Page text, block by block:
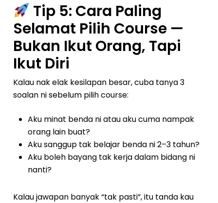
Tip 5: Cara Paling
Selamat Pilih Course —
Bukan Ikut Orang, Tapi
Ikut Diri
Kalau nak elak kesilapan besar, cuba tanya 3
soalan ni sebelum pilih course:
Aku minat benda ni atau aku cuma nampak
orang lain buat?
Aku sanggup tak belajar benda ni 2–3 tahun?
Aku boleh bayang tak kerja dalam bidang ni
nanti?
Kalau jawapan banyak “tak pasti”, itu tanda kau